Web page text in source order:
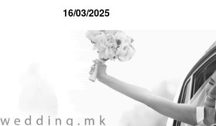
16/03/2025